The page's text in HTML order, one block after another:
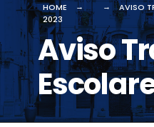
HOME
AVISO
2023
Aviso